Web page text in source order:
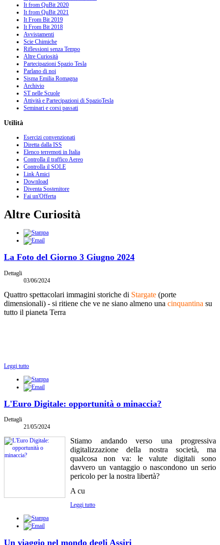
It from QuBit 2020
It from QuBit 2021
It From Bit 2019
It From Bit 2018
Avvistamenti
Scie Chimiche
Riflessioni senza Tempo
Altre Curiosità
Partecipazioni Spazio Tesla
Parlano di noi
Sisma Emilia Romagna
Archivio
ST nelle Scuole
Attività e Partecipazioni di SpazioTesla
Seminari e corsi passati
Utilità
Esercizi convenzionati
Diretta dalla ISS
Elenco terremoti in Italia
Controlla il traffico Aereo
Controlla il SOLE
Link Amici
Download
Diventa Sostenitore
Fai un'Offerta
Altre Curiosità
La Foto del Giorno 3 Giugno 2024
Dettagli
03/06/2024
Quattro spettacolari immagini storiche di Stargate (porte
dimensionali) - si ritiene che ve ne siano almeno una cinquantina su
tutto il pianeta Terra
Leggi tutto
L'Euro Digitale: opportunità o minaccia?
Dettagli
21/05/2024
Stiamo andando verso una progressiva
digitalizzazione della nostra società, ma
qualcosa non va: le valute digitali sono
davvero un vantaggio o nascondono un serio
pericolo per la nostra libertà?
A cu
Leggi tutto
Un viaggio nel mondo degli Assiri